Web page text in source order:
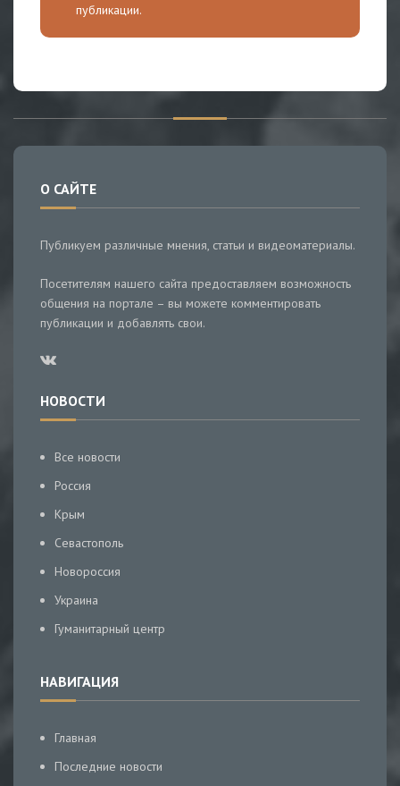
публикации.
О САЙТЕ
Публикуем различные мнения, статьи и видеоматериалы.
Посетителям нашего сайта предоставляем возможность
общения на портале – вы можете комментировать
публикации и добавлять свои.
НОВОСТИ
Все новости
Россия
Крым
Севастополь
Новороссия
Украина
Гуманитарный центр
НАВИГАЦИЯ
Главная
Последние новости